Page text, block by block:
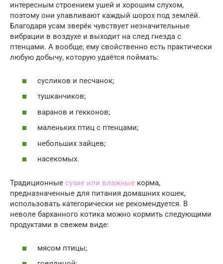
интересным строением ушей и хорошим слухом,
поэтому они улавливают каждый шорох под землёй.
Благодаря усам зверёк чувствует незначительные
вибрации в воздухе и выходит на след гнезда с
птенцами. А вообще, ему свойственно есть практически
любую добычу, которую удаётся поймать:
сусликов и песчанок;
тушканчиков;
варанов и гекконов;
маленьких птиц с птенцами;
небольших зайцев;
насекомых.
Традиционные сухие или влажные корма,
предназначенные для питания домашних кошек,
использовать категорически не рекомендуется. В
неволе барханного котика можно кормить следующими
продуктами в свежем виде:
мясом птицы;